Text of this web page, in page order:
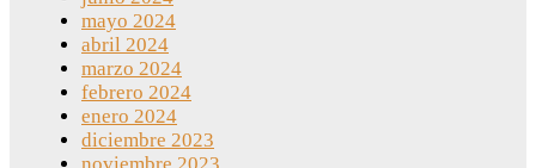
mayo 2024
abril 2024
marzo 2024
febrero 2024
enero 2024
diciembre 2023